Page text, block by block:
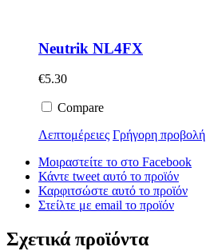
Neutrik NL4FX
€5.30
Compare
Λεπτομέρειες Γρήγορη προβολή
Μοιραστείτε το στο Facebook
Κάντε tweet αυτό το προϊόν
Καρφιτσώστε αυτό το προϊόν
Στείλτε με email το προϊόν
Σχετικά προϊόντα